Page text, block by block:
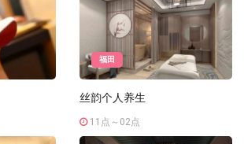
福田
丝韵个人养生
11点～02点